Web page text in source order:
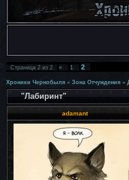
Страница2из2 « 1 2
Хроники Чернобыля » Зона Отчуждения »
"Лабиринт"
adamant